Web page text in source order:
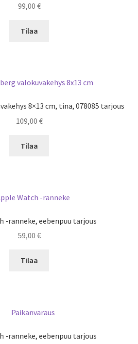
99,00 €
Tilaa
8×13 cm, tina, 078085 tarjous
109,00 €
Tilaa
-ranneke, eebenpuu tarjous
59,00 €
Tilaa
-ranneke, eebenpuu tarjous